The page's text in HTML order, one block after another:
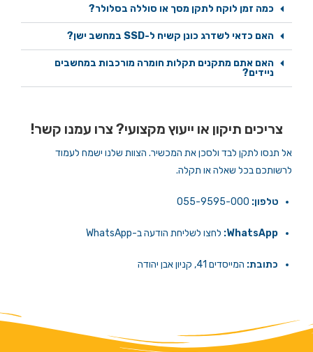
כמה זמן לוקח לתקן מסך או סוללה בסלולר?
האם כדאי לשדרג כונן קשיח ל-SSD במחשב ישן?
האם אתם מתקנים תקלות חומרה מורכבות במחשבים
ניידים?
צריכים תיקון או ייעוץ מקצועי? צרו עמנו קשר!
אל תנסו לתקן לבד ולסכן את המכשיר. הצוות שלנו ישמח לעמוד
לרשותכם בכל שאלה או תקלה.
טלפון: 055-9595-000
WhatsApp: לחצו לשליחת הודעה ב-WhatsApp
כתובת: המייסדים 41, קניון אבן יהודה